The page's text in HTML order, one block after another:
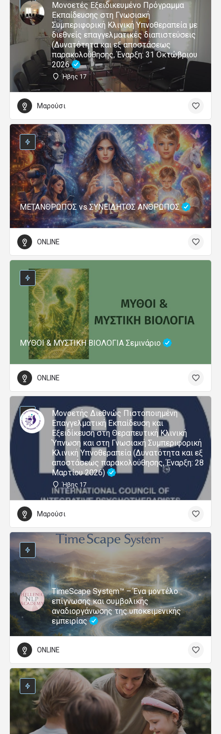
Μονοετές Εξειδικευμένο Πρόγραμμα
Εκπαίδευσης στη Γνωσιακή
Συμπεριφορική Κλινική Υπνοθεραπεία με
διεθνείς επαγγελματικές διαπιστεύσεις
(Δυνατότητα και εξ αποστάσεως
παρακολούθησης, Έναρξη: 31 Οκτώβριου
2026
Ήβης 17
Μαρούσι
ΜΕΤΑΝΘΡΩΠΟΣ vs ΣΥΝΕΙΔΗΤΟΣ ΑΝΘΡΩΠΟΣ
ONLINE
ΜΥΘΟΙ & ΜΥΣΤΙΚΗ ΒΙΟΛΟΓΙΑ Σεμινάριο
ONLINE
Μονοετής Διεθνώς Πιστοποιημένη
Επαγγελματική Εκπαίδευση και
Εξειδίκευση στη Θεραπευτική Κλινική
Ύπνωση και στη Γνωσιακή Συμπεριφορική
Κλινική Υπνοθεραπεία (Δυνατότητα και εξ
αποστάσεως παρακολούθησης, Έναρξη: 28
Μαρτίου 2026)
Ήβης 17
Μαρούσι
TimeScape System™ – Ένα μοντέλο
επίγνωσης και συμβολικής
αναδιοργάνωσης της υποκειμενικής
εμπειρίας
ONLINE